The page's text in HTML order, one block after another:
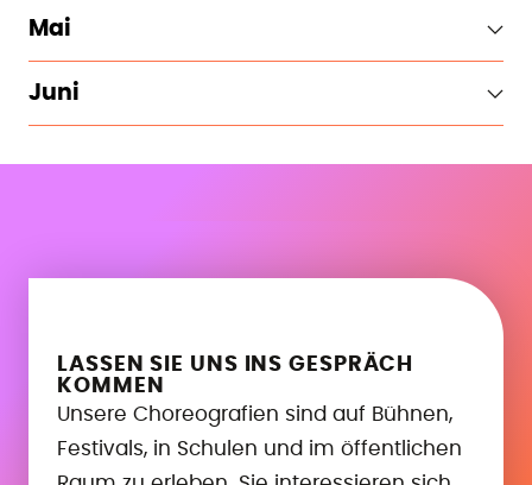
Mai
Juni
LASSEN SIE UNS INS GESPRÄCH
KOMMEN
Unsere Choreografien sind auf Bühnen,
Festivals, in Schulen und im öffentlichen